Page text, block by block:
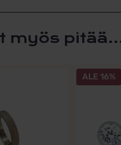
myös
ALE 16%